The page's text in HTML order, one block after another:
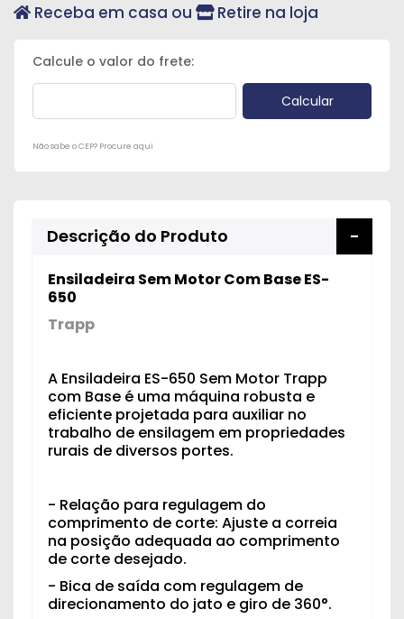
Receba em casa ou Retire na loja
Não sabe o CEP? Procure aqui
Descrição do Produto
Ensiladeira Sem Motor Com Base ES-
650
Trapp
A Ensiladeira ES-650 Sem Motor Trapp
com Base é uma máquina robusta e
eficiente projetada para auxiliar no
trabalho de ensilagem em propriedades
rurais de diversos portes.
- Relação para regulagem do
comprimento de corte: Ajuste a correia
na posição adequada ao comprimento
de corte desejado.
- Bica de saída com regulagem de
direcionamento do jato e giro de 360°.